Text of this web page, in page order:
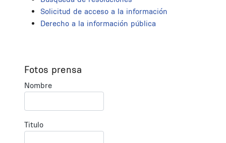
Solicitud de acceso a la información
Derecho a la información pública
Fotos prensa
Nombre
Titulo